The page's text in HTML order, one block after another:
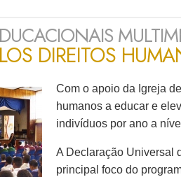
DIREITOS
Com o apoio da Igreja
humanos a educar e
indivíduos por ano a
A Declaração Universal
principal foco do